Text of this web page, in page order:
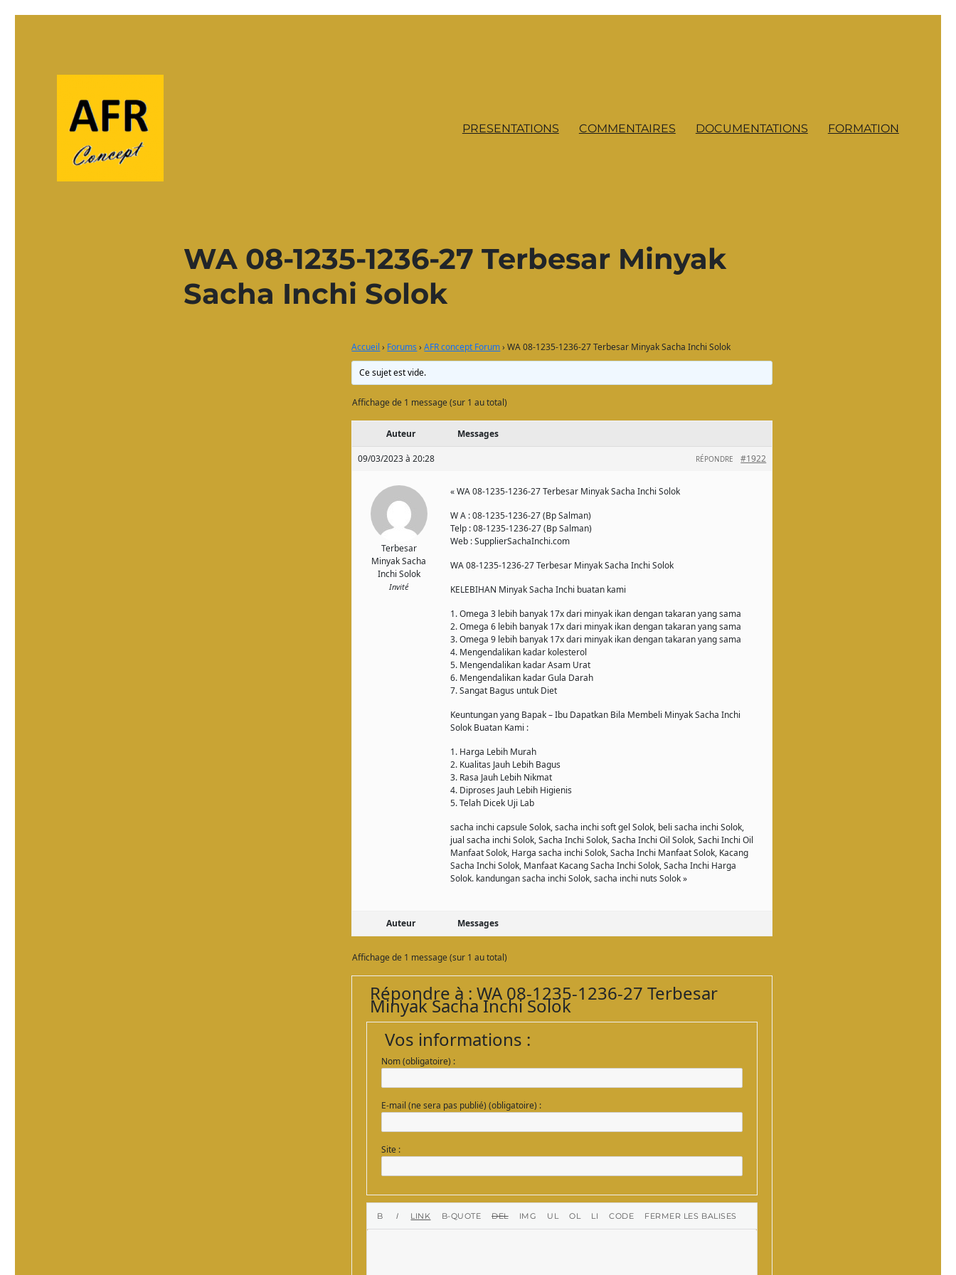
PRESENTATIONS COMMENTAIRES DOCUMENTATIONS FORMATION
WA 08-1235-1236-27 Terbesar Minyak
Sacha Inchi Solok
Accueil › Forums › AFR concept Forum › WA 08-1235-1236-27 Terbesar Minyak Sacha Inchi Solok
Ce sujet est vide.
Affichage de 1 message (sur 1 au total)
Auteur Messages
09/03/2023 à 20:28 #1922
RÉPONDRE
Terbesar
Minyak Sacha
Inchi Solok
Invité
« WA 08-1235-1236-27 Terbesar Minyak Sacha Inchi Solok
W A : 08-1235-1236-27 (Bp Salman)
Telp : 08-1235-1236-27 (Bp Salman)
Web : SupplierSachaInchi.com
WA 08-1235-1236-27 Terbesar Minyak Sacha Inchi Solok
KELEBIHAN Minyak Sacha Inchi buatan kami
1. Omega 3 lebih banyak 17x dari minyak ikan dengan takaran yang sama
2. Omega 6 lebih banyak 17x dari minyak ikan dengan takaran yang sama
3. Omega 9 lebih banyak 17x dari minyak ikan dengan takaran yang sama
4. Mengendalikan kadar kolesterol
5. Mengendalikan kadar Asam Urat
6. Mengendalikan kadar Gula Darah
7. Sangat Bagus untuk Diet
Keuntungan yang Bapak – Ibu Dapatkan Bila Membeli Minyak Sacha Inchi
Solok Buatan Kami :
1. Harga Lebih Murah
2. Kualitas Jauh Lebih Bagus
3. Rasa Jauh Lebih Nikmat
4. Diproses Jauh Lebih Higienis
5. Telah Dicek Uji Lab
sacha inchi capsule Solok, sacha inchi soft gel Solok, beli sacha inchi Solok,
jual sacha inchi Solok, Sacha Inchi Solok, Sacha Inchi Oil Solok, Sachi Inchi Oil
Manfaat Solok, Harga sacha inchi Solok, Sacha Inchi Manfaat Solok, Kacang
Sacha Inchi Solok, Manfaat Kacang Sacha Inchi Solok, Sacha Inchi Harga
Solok. kandungan sacha inchi Solok, sacha inchi nuts Solok »
Auteur Messages
Affichage de 1 message (sur 1 au total)
Répondre à : WA 08-1235-1236-27 Terbesar
Minyak Sacha Inchi Solok
Vos informations :
Nom (obligatoire) :
E-mail (ne sera pas publié) (obligatoire) :
Site :